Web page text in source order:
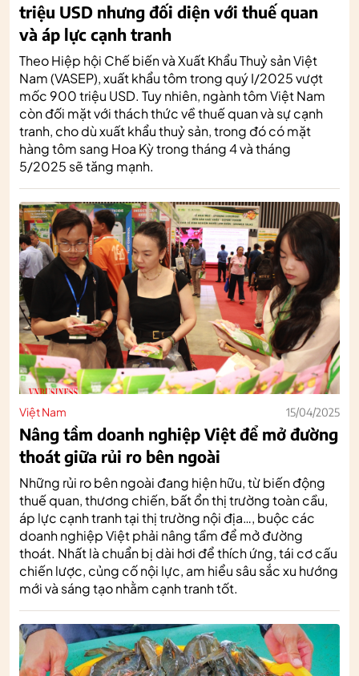
triệu USD nhưng đối diện với thuế quan
và áp lực cạnh tranh
Theo Hiệp hội Chế biến và Xuất Khẩu Thuỷ sản Việt
Nam (VASEP), xuất khẩu tôm trong quý I/2025 vượt
mốc 900 triệu USD. Tuy nhiên, ngành tôm Việt Nam
còn đối mặt với thách thức về thuế quan và sự cạnh
tranh, cho dù xuất khẩu thuỷ sản, trong đó có mặt
hàng tôm sang Hoa Kỳ trong tháng 4 và tháng
5/2025 sẽ tăng mạnh.
Việt Nam 15/04/2025
Nâng tầm doanh nghiệp Việt để mở đường
thoát giữa rủi ro bên ngoài
Những rủi ro bên ngoài đang hiện hữu, từ biến động
thuế quan, thương chiến, bất ổn thị trường toàn cầu,
áp lực cạnh tranh tại thị trường nội địa…, buộc các
doanh nghiệp Việt phải nâng tầm để mở đường
thoát. Nhất là chuẩn bị dài hơi để thích ứng, tái cơ cấu
chiến lược, củng cố nội lực, am hiểu sâu sắc xu hướng
mới và sáng tạo nhằm cạnh tranh tốt.